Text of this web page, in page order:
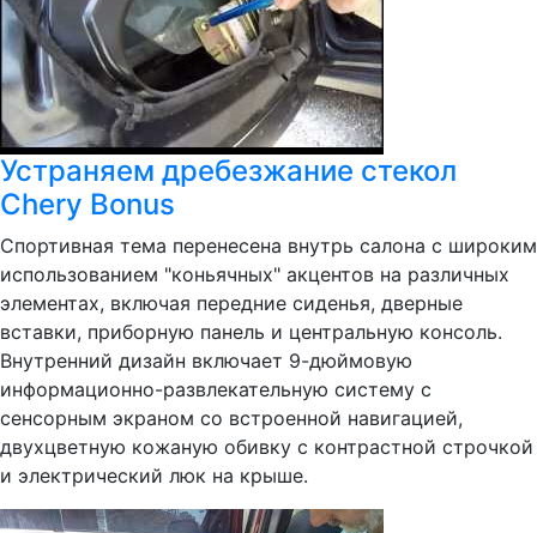
Устраняем дребезжание стекол
Chery Bonus
Спортивная тема перенесена внутрь салона с широким
использованием "коньячных" акцентов на различных
элементах, включая передние сиденья, дверные
вставки, приборную панель и центральную консоль.
Внутренний дизайн включает 9-дюймовую
информационно-развлекательную систему с
сенсорным экраном со встроенной навигацией,
двухцветную кожаную обивку с контрастной строчкой
и электрический люк на крыше.